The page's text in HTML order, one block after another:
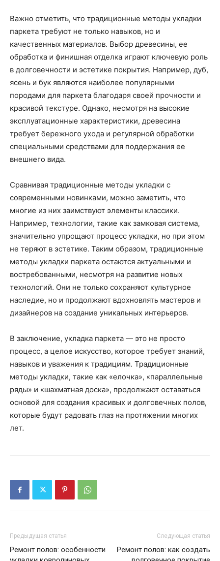
Важно отметить, что традиционные методы укладки
паркета требуют не только навыков, но и
качественных материалов. Выбор древесины, ее
обработка и финишная отделка играют ключевую роль
в долговечности и эстетике покрытия. Например, дуб,
ясень и бук являются наиболее популярными
породами для паркета благодаря своей прочности и
красивой текстуре. Однако, несмотря на высокие
эксплуатационные характеристики, древесина
требует бережного ухода и регулярной обработки
специальными средствами для поддержания ее
внешнего вида.
Сравнивая традиционные методы укладки с
современными новинками, можно заметить, что
многие из них заимствуют элементы классики.
Например, технологии, такие как замковая система,
значительно упрощают процесс укладки, но при этом
не теряют в эстетике. Таким образом, традиционные
методы укладки паркета остаются актуальными и
востребованными, несмотря на развитие новых
технологий. Они не только сохраняют культурное
наследие, но и продолжают вдохновлять мастеров и
дизайнеров на создание уникальных интерьеров.
В заключение, укладка паркета — это не просто
процесс, а целое искусство, которое требует знаний,
навыков и уважения к традициям. Традиционные
методы укладки, такие как «елочка», «параллельные
ряды» и «шахматная доска», продолжают оставаться
основой для создания красивых и долговечных полов,
которые будут радовать глаз на протяжении многих
лет.
Предыдущая статья
Ремонт полов: особенности
Следующая статья
Ремонт полов: как создать